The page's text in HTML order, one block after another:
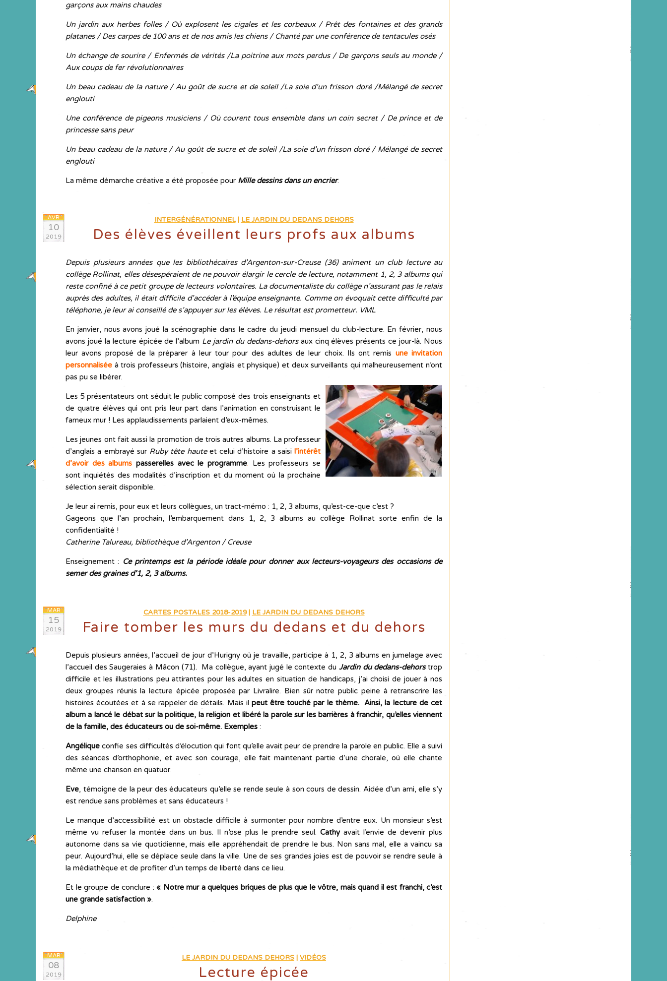
garçons aux mains chaudes
Un jardin aux herbes folles / Où explosent les cigales et les corbeaux / Prêt des fontaines et des grands
platanes / Des carpes de 100 ans et de nos amis les chiens / Chanté par une conférence de tentacules osés
Un échange de sourire / Enfermés de vérités /La poitrine aux mots perdus / De garçons seuls au monde /
Aux coups de fer révolutionnaires
Un beau cadeau de la nature / Au goût de sucre et de soleil /La soie d’un frisson doré /Mélangé de secret
englouti
Une conférence de pigeons musiciens / Où courent tous ensemble dans un coin secret / De prince et de
princesse sans peur
Un beau cadeau de la nature / Au goût de sucre et de soleil /La soie d’un frisson doré / Mélangé de secret
englouti
La même démarche créative a été proposée pour Mille dessins dans un encrier.
AVR
10
2019
INTERGÉNÉRATIONNEL| LE JARDIN DU DEDANS DEHORS
Des élèves éveillent leurs profs aux albums
Depuis plusieurs années que les bibliothécaires d’Argenton-sur-Creuse (36) animent un club lecture au
collège Rollinat, elles désespéraient de ne pouvoir élargir le cercle de lecture, notamment 1, 2, 3 albums qui
reste confiné à ce petit groupe de lecteurs volontaires. La documentaliste du collège n’assurant pas le relais
auprès des adultes, il était difficile d’accéder à l’équipe enseignante. Comme on évoquait cette difficulté par
téléphone, je leur ai conseillé de s’appuyer sur les élèves. Le résultat est prometteur. VML
En janvier, nous avons joué la scénographie dans le cadre du jeudi mensuel du club-lecture. En février, nous
avons joué la lecture épicée de l’album Le jardin du dedans-dehors aux cinq élèves présents ce jour-là. Nous
leur avons proposé de la préparer à leur tour pour des adultes de leur choix. Ils ont remis une invitation
personnalisée à trois professeurs (histoire, anglais et physique) et deux surveillants qui malheureusement n’ont
pas pu se libérer.
Les 5 présentateurs ont séduit le public composé des trois enseignants et
de quatre élèves qui ont pris leur part dans l’animation en construisant le
fameux mur ! Les applaudissements parlaient d’eux-mêmes.
Les jeunes ont fait aussi la promotion de trois autres albums. La professeur
d’anglais a embrayé sur Ruby tête hauteet celui d’histoire a saisi l’intérêt
d’avoir des albums passerelles avec le programme. Les professeurs se
sont inquiétés des modalités d’inscription et du moment où la prochaine
sélection serait disponible.
Je leur ai remis, pour eux et leurs collègues, un tract-mémo : 1, 2, 3 albums, qu’est-ce-que c’est ?
Gageons que l’an prochain, l’embarquement dans 1, 2, 3 albums au collège Rollinat sorte enfin de la
confidentialité !
Catherine Talureau, bibliothèque d’Argenton / Creuse
Enseignement : Ce printemps est la période idéale pour donner aux lecteurs-voyageurs des occasions de
semer des graines d’1, 2, 3 albums.
MAR
15
2019
CARTES POSTALES 2018-2019| LE JARDIN DU DEDANS DEHORS
Faire tomber les murs du dedans et du dehors
Depuis plusieurs années, l’accueil de jour d’Hurigny où je travaille, participe à 1, 2, 3 albums en jumelage avec
l’accueil des Saugeraies à Mâcon (71). Ma collègue, ayant jugé le contexte du Jardin du dedans-dehors trop
difficile et les illustrations peu attirantes pour les adultes en situation de handicaps, j’ai choisi de jouer à nos
deux groupes réunis la lecture épicée proposée par Livralire. Bien sûr notre public peine à retranscrire les
histoires écoutées et à se rappeler de détails. Mais il peut être touché par le thème. Ainsi, la lecture de cet
album a lancé le débat sur la politique, la religion et libéré la parole sur les barrières à franchir, qu’elles viennent
de la famille, des éducateurs ou de soi-même. Exemples :
Angélique confie ses difficultés d’élocution qui font qu’elle avait peur de prendre la parole en public. Elle a suivi
des séances d’orthophonie, et avec son courage, elle fait maintenant partie d’une chorale, où elle chante
même une chanson en quatuor.
Eve, témoigne de la peur des éducateurs qu’elle se rende seule à son cours de dessin. Aidée d’un ami, elle s’y
est rendue sans problèmes et sans éducateurs !
Le manque d’accessibilité est un obstacle difficile à surmonter pour nombre d’entre eux. Un monsieur s’est
même vu refuser la montée dans un bus. Il n’ose plus le prendre seul. Cathyavait l’envie de devenir plus
autonome dans sa vie quotidienne, mais elle appréhendait de prendre le bus. Non sans mal, elle a vaincu sa
peur. Aujourd’hui, elle se déplace seule dans la ville. Une de ses grandes joies est de pouvoir se rendre seule à
la médiathèque et de profiter d’un temps de liberté dans ce lieu.
Et le groupe de conclure : « Notre mur a quelques briques de plus que le vôtre, mais quand il est franchi, c’est
une grande satisfaction ».
Delphine
MAR
08
2019
LE JARDIN DU DEDANS DEHORS VIDÉOS
Lecture épicée